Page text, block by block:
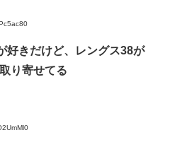
好きだけど、レングス38が
り寄せてる